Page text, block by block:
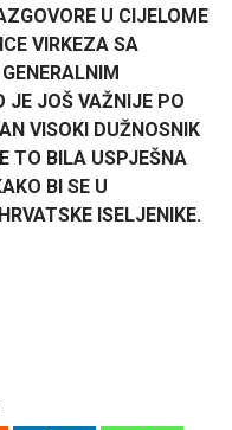
U CIJELOME
VIRKEZA SA
JE JOŠ VAŽNIJE PO
VISOKI DUŽNOSNIK
TO BILA USPJEŠNA
BI SE U
ISELJENIKE.